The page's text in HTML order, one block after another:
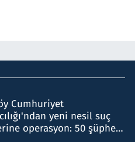
Cumhuriyet
yeni nesil suç
operasyon: 50 şüpheli